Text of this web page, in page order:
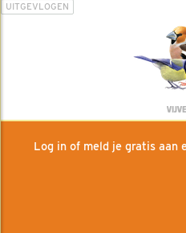
UITGEVLOGEN
Log in of meld je gratis aan